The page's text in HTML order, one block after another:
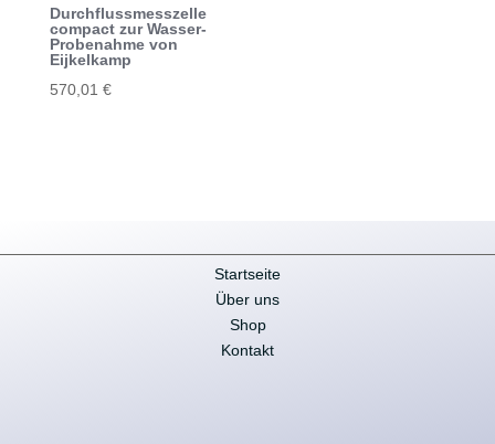
Durchflussmesszelle
compact zur Wasser-
Probenahme von
Eijkelkamp
570,01 €
Startseite
Über uns
Shop
Kontakt